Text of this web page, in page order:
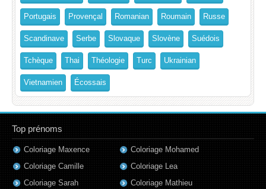
Portugais Provençal Romanian Roumain Russe
Scandinave Serbe Slovaque Slovène Suédois
Tchèque Thai Théologie Turc Ukrainian
Vietnamien Écossais
Top prénoms
Coloriage Maxence
Coloriage Camille
Coloriage Sarah
Coloriage Mohamed
Coloriage Lea
Coloriage Mathieu